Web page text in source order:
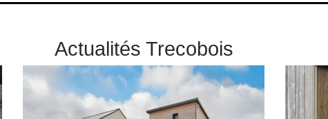
Actualités Trecobois